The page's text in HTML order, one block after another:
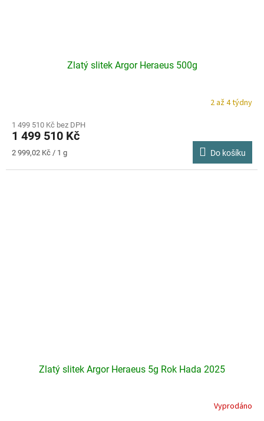
Zlatý slitek Argor Heraeus 500g
2 až 4 týdny
1 499 510 Kč bez DPH
1 499 510 Kč
Měrná
2 999,02 Kč / 1 g Do košíku
Zlatý slitek Argor Heraeus 5g Rok Hada 2025
Vyprodáno